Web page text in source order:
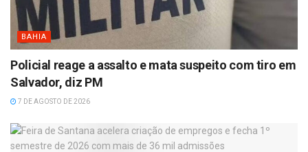
BAHIA
Policial reage a assalto e mata suspeito com tiro em
Salvador, diz PM
7 DE AGOSTO DE 2026